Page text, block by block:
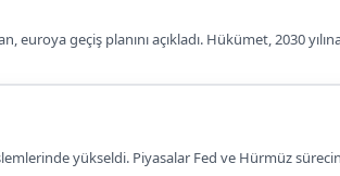
geçiş planını açıkladı. Hükümet, 2030
yükseldi. Piyasalar Fed ve Hürmüz